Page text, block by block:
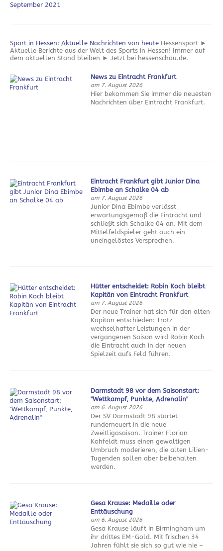
September 2021
Sport in Hessen: Aktuelle Nachrichten von heute Hessensport ►
Aktuelle Berichte aus der Welt des Sports in Hessen! Immer auf
dem aktuellen Stand bleiben ► Jetzt bei hessenschau.de.
News zu Eintracht Frankfurt
am 7. August 2026
Hier bekommen Sie immer die neuesten
Nachrichten über Eintracht Frankfurt.
Eintracht Frankfurt gibt Junior Dina
Ebimbe an Schalke 04 ab
am 7. August 2026
Junior Dina Ebimbe verlässt
erwartungsgemäß die Eintracht und
schließt sich Schalke 04 an. Mit dem
Mittelfeldspieler geht auch ein
uneingelöstes Versprechen.
Hütter entscheidet: Robin Koch bleibt
Kapitän von Eintracht Frankfurt
am 7. August 2026
Der neue Trainer hat sich für den alten
Kapitän entschieden: Trotz
wechselhafter Leistungen in der
vergangenen Saison wird Robin Koch
die Eintracht auch in der neuen
Spielzeit aufs Feld führen.
Darmstadt 98 vor dem Saisonstart:
"Wettkampf, Punkte, Adrenalin"
am 6. August 2026
Der SV Darmstadt 98 startet
runderneuert in die neue
Zweitligasaison. Trainer Florian
Kohfeldt muss einen gewaltigen
Umbruch moderieren, die alten Lilien-
Tugenden sollen aber beibehalten
werden.
Gesa Krause: Medaille oder
Enttäuschung
am 6. August 2026
Gesa Krause läuft in Birmingham um
ihr drittes EM-Gold. Mit frischen 34
Jahren fühlt sie sich so gut wie nie –